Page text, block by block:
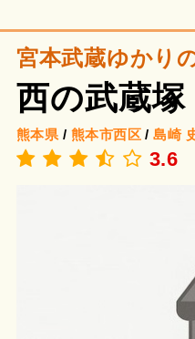
宮本武蔵ゆかり
西の武蔵塚
熊本県 / 熊本市西区/島崎
3.6